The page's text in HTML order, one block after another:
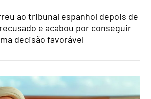
ao tribunal espanhol depois de
e acabou por conseguir
decisão favorável